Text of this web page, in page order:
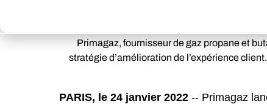
Primagaz, fournisseur de gaz propane et
stratégie d’amélioration de l’expérience
PARIS, le 24 janvier 2022 -- Primagaz